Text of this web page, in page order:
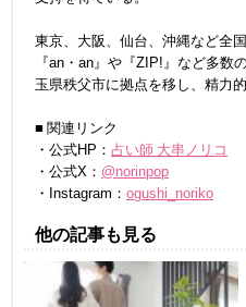
東京、大阪、仙台、沖縄など全
『an・an』や『ZIP!』など多数
玉県秩父市に拠点を移し、精力的
■ 関連リンク
・公式HP： 占い師 大串ノリコ
・公式X： @norinpop
・Instagram： ogushi_noriko
他の記事も見る